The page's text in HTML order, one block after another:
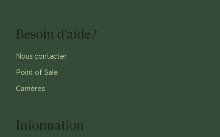
Besoin d'aide?
Nous contacter
Point of Sale
Carrières
Information